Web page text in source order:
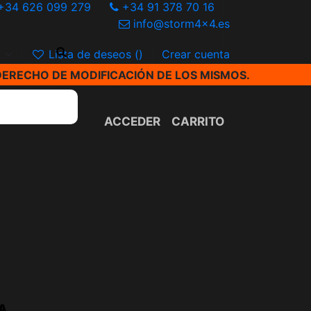
626 099 279
+34 91 378 70 16
info@storm4x4.es
Lista de deseos ()
Crear cuenta
DE MODIFICACIÓN DE LOS MISMOS.
ACCEDER CARRITO